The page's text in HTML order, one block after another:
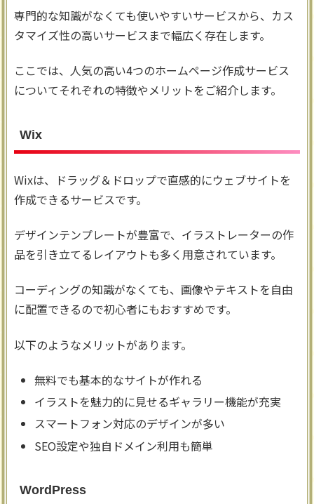
専門的な知識がなくても使いやすいサービスから、カス
タマイズ性の高いサービスまで幅広く存在します。
ここでは、人気の高い4つのホームページ作成サービス
についてそれぞれの特徴やメリットをご紹介します。
Wix
Wixは、ドラッグ＆ドロップで直感的にウェブサイトを
作成できるサービスです。
デザインテンプレートが豊富で、イラストレーターの作
品を引き立てるレイアウトも多く用意されています。
コーディングの知識がなくても、画像やテキストを自由
に配置できるので初心者にもおすすめです。
以下のようなメリットがあります。
無料でも基本的なサイトが作れる
イラストを魅力的に見せるギャラリー機能が充実
スマートフォン対応のデザインが多い
SEO設定や独自ドメイン利用も簡単
WordPress